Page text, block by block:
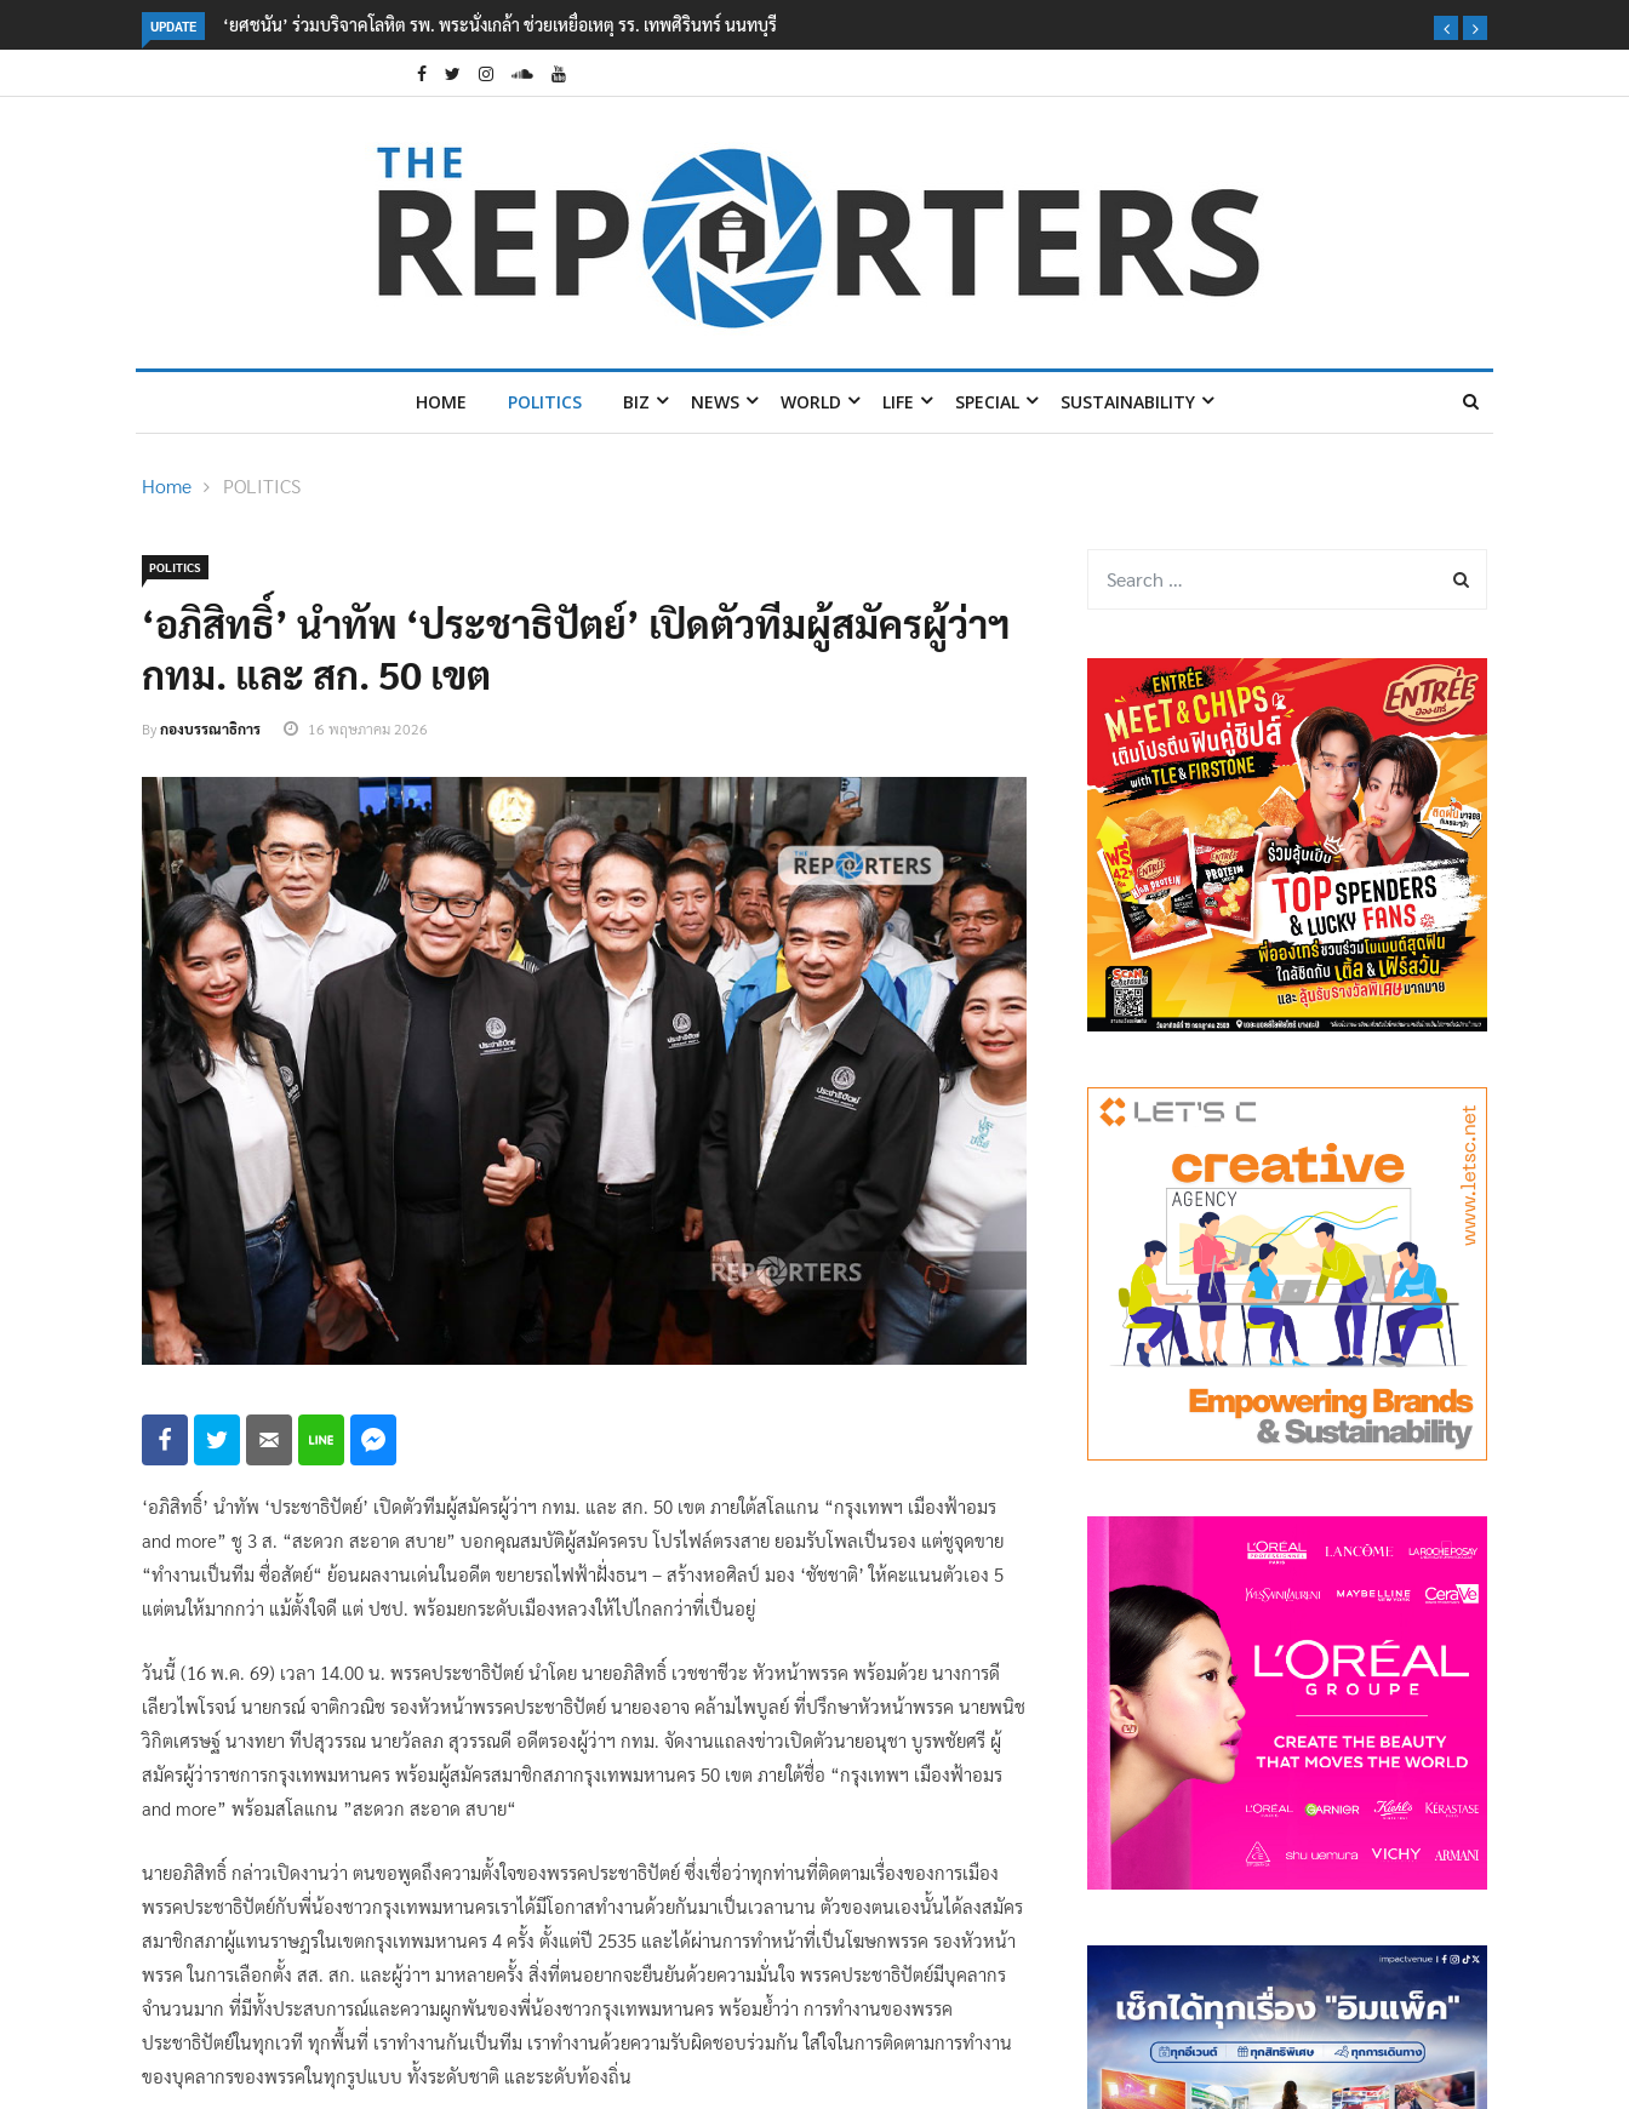
UPDATE ตร. อยู่ระหว่างสอบสวนแรงจูงใจ เหตุยิงในโรงเรียนเทพศิรินทร์ นนทบุรี พบเด็กก่อเหตุเครียดเรื่องเรียน
HOME POLITICS BIZ NEWS WORLD LIFE SPECIAL SUSTAINABILITY
Home POLITICS
POLITICS
‘อภิสิทธิ์’ นำทัพ ‘ประชาธิปัตย์’ เปิดตัวทีมผู้สมัครผู้ว่าฯ
กทม. และ สก. 50 เขต
Byกองบรรณาธิการ 16 พฤษภาคม 2026
‘อภิสิทธิ์’ นำทัพ ‘ประชาธิปัตย์’ เปิดตัวทีมผู้สมัครผู้ว่าฯ กทม. และ สก. 50 เขต ภายใต้สโลแกน “กรุงเทพฯ เมืองฟ้าอมร
and more” ชู 3 ส. “สะดวก สะอาด สบาย” บอกคุณสมบัติผู้สมัครครบ โปรไฟล์ตรงสาย ยอมรับโพลเป็นรอง แต่ชูจุดขาย
“ทำงานเป็นทีม ซื่อสัตย์“ ย้อนผลงานเด่นในอดีต ขยายรถไฟฟ้าฝั่งธนฯ – สร้างหอศิลป์ มอง ‘ชัชชาติ’ ให้คะแนนตัวเอง 5
แต่ตนให้มากกว่า แม้ตั้งใจดี แต่ ปชป. พร้อมยกระดับเมืองหลวงให้ไปไกลกว่าที่เป็นอยู่
วันนี้ (16 พ.ค. 69) เวลา 14.00 น. พรรคประชาธิปัตย์ นำโดย นายอภิสิทธิ์ เวชชาชีวะ หัวหน้าพรรค พร้อมด้วย นางการดี
เลียวไพโรจน์ นายกรณ์ จาติกวณิช รองหัวหน้าพรรคประชาธิปัตย์ นายองอาจ คล้ามไพบูลย์ ที่ปรึกษาหัวหน้าพรรค นายพนิช
วิกิตเศรษฐ์ นางทยา ทีปสุวรรณ นายวัลลภ สุวรรณดี อดีตรองผู้ว่าฯ กทม. จัดงานแถลงข่าวเปิดตัวนายอนุชา บูรพชัยศรี ผู้
สมัครผู้ว่าราชการกรุงเทพมหานคร พร้อมผู้สมัครสมาชิกสภากรุงเทพมหานคร 50 เขต ภายใต้ชื่อ “กรุงเทพฯ เมืองฟ้าอมร
and more” พร้อมสโลแกน ”สะดวก สะอาด สบาย“
นายอภิสิทธิ์ กล่าวเปิดงานว่า ตนขอพูดถึงความตั้งใจของพรรคประชาธิปัตย์ ซึ่งเชื่อว่าทุกท่านที่ติดตามเรื่องของการเมือง
พรรคประชาธิปัตย์กับพี่น้องชาวกรุงเทพมหานครเราได้มีโอกาสทำงานด้วยกันมาเป็นเวลานาน ตัวของตนเองนั้นได้ลงสมัคร
สมาชิกสภาผู้แทนราษฎรในเขตกรุงเทพมหานคร 4 ครั้ง ตั้งแต่ปี 2535 และได้ผ่านการทำหน้าที่เป็นโฆษกพรรค รองหัวหน้า
พรรค ในการเลือกตั้ง สส. สก. และผู้ว่าฯ มาหลายครั้ง สิ่งที่ตนอยากจะยืนยันด้วยความมั่นใจ พรรคประชาธิปัตย์มีบุคลากร
จำนวนมาก ที่มีทั้งประสบการณ์และความผูกพันของพี่น้องชาวกรุงเทพมหานคร พร้อมย้ำว่า การทำงานของพรรค
ประชาธิปัตย์ในทุกเวที ทุกพื้นที่ เราทำงานกันเป็นทีม เราทำงานด้วยความรับผิดชอบร่วมกัน ใส่ใจในการติดตามการทำงาน
ของบุคลากรของพรรคในทุกรูปแบบ ทั้งระดับชาติ และระดับท้องถิ่น